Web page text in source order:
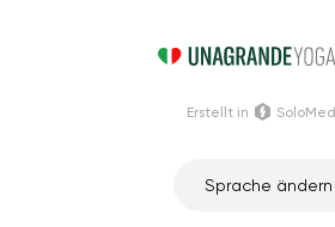
Sprache ändern
Erstellt in